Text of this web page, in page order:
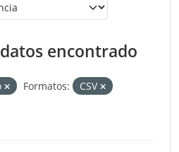
encontrado
Formatos:
CSV